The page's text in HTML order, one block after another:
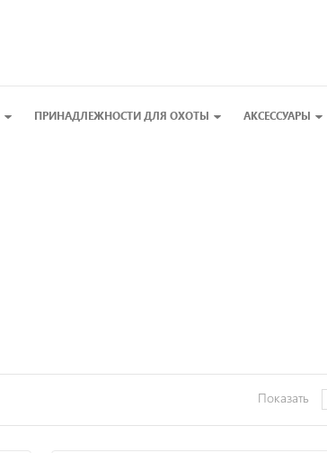
ПРИНАДЛЕЖНОСТИ ДЛЯ ОХОТЫ АКСЕССУАРЫ
Показать